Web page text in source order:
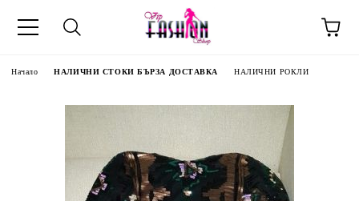
Начало НАЛИЧНИ СТОКИ БЪРЗА ДОСТАВКА НАЛИЧНИ РОКЛИ